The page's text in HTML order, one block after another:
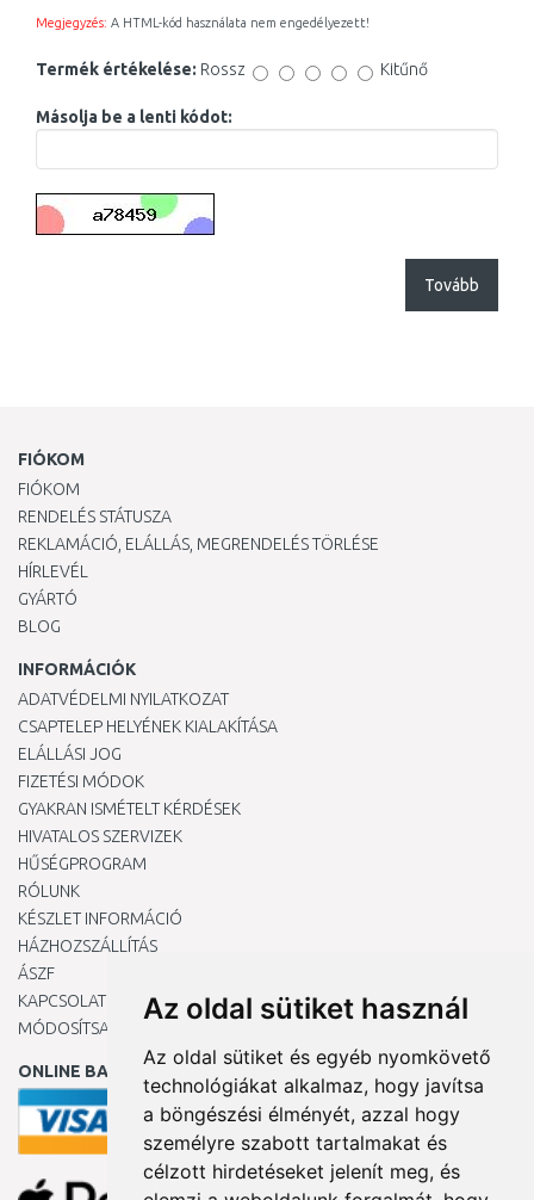
Az oldal sütiket használ
Az oldal sütiket és egyéb nyomkövető
technológiákat alkalmaz, hogy javítsa
a böngészési élményét, azzal hogy
személyre szabott tartalmakat és
célzott hirdetéseket jelenít meg, és
Megjegyzés: A HTML-kód használata nem engedélyezett!
Termék értékelése: Rossz Kitűnő
Másolja be a lenti kódot:
Tovább
FIÓKOM
FIÓKOM
RENDELÉS STÁTUSZA
REKLAMÁCIÓ, ELÁLLÁS, MEGRENDELÉS TÖRLÉSE
HÍRLEVÉL
GYÁRTÓ
BLOG
INFORMÁCIÓK
ADATVÉDELMI NYILATKOZAT
CSAPTELEP HELYÉNEK KIALAKÍTÁSA
ELÁLLÁSI JOG
FIZETÉSI MÓDOK
GYAKRAN ISMÉTELT KÉRDÉSEK
HIVATALOS SZERVIZEK
HŰSÉGPROGRAM
RÓLUNK
KÉSZLET INFORMÁCIÓ
HÁZHOZSZÁLLÍTÁS
ÁSZF
KAPCSOLAT
MÓDOSÍTSA A COOKIE-BEÁLLÍTÁSAIMAT
ONLINE BANKKÁRTYÁVAL